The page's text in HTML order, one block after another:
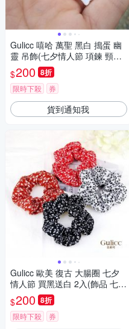
Gulicc 嘻哈 萬聖 黑白 搗蛋 幽
靈 吊飾(七夕情人節 項鍊 頸鍊
鎖骨鍊 韓系 飾品 生日禮物 )
$200 8折
限時下殺 券
貨到通知我
Gulicc 歐美 復古 大腸圈 七夕
情人節 買黑送白 2入(飾品 七夕
情人節 頭飾 髮帶 髮箍 生日禮
物 主題穿搭 約會 )
$200 8折
限時下殺 券